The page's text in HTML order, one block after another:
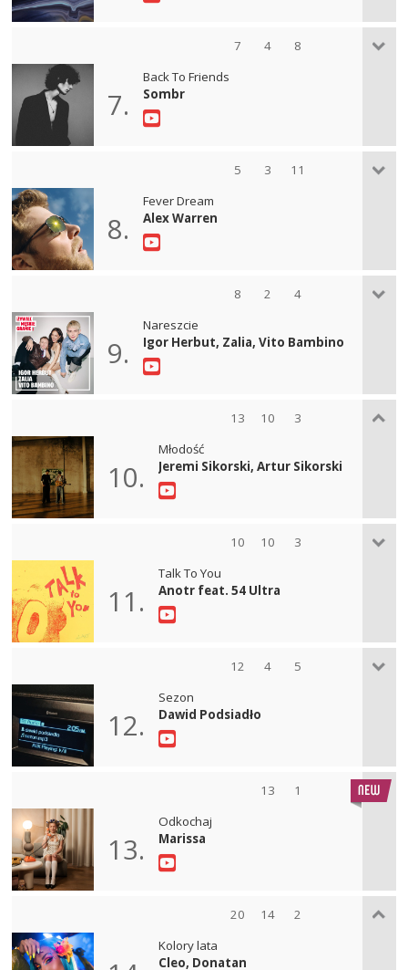
7 4 8
7.
Back To Friends
Sombr
5 3 11
8.
Fever Dream
Alex Warren
8 2 4
9.
Nareszcie
Igor Herbut, Zalia, Vito Bambino
13 10 3
10.
Młodość
Jeremi Sikorski, Artur Sikorski
10 10 3
11.
Talk To You
Anotr feat. 54 Ultra
12 4 5
12.
Sezon
Dawid Podsiadło
13 1
13.
Odkochaj
Marissa
20 14 2
Kolory lata
Cleo, Donatan